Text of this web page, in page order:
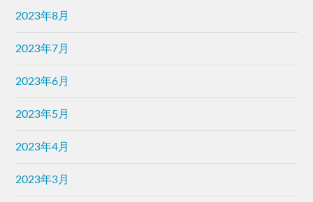
2023年8月
2023年7月
2023年6月
2023年5月
2023年4月
2023年3月